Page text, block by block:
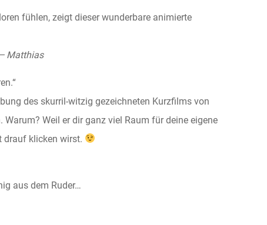
fühlen, zeigt dieser wunderbare animierte
Matthias
des skurril-witzig gezeichneten Kurzfilms von
Weil er dir ganz viel Raum für deine eigene
drauf klicken wirst.
aus dem Ruder…